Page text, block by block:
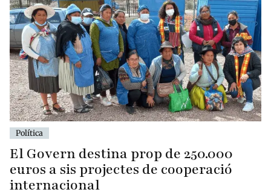
Política
El Govern destina prop de 250.000
euros a sis projectes de cooperació
internacional